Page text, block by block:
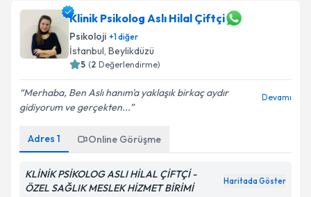
Klinik Psikolog Aslı Hilal Çiftçi
Psikoloji +1diğer
İstanbul, Beylikdüzü
5 (2 Değerlendirme)
Merhaba, Ben Aslı hanım'a yaklaşık birkaç aydır
gidiyorum ve gerçekten...
Devamı
Adres 1 Online Görüşme
KLİNİK PSİKOLOG ASLI HİLAL ÇİFTÇİ -
ÖZEL SAĞLIK MESLEK HİZMET BİRİMİ
Haritada Göster